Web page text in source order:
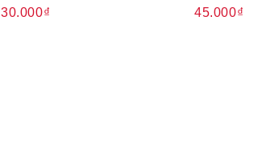
30.000₫ 45.000₫